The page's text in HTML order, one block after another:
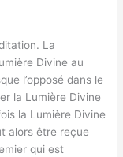
La
Divine au
l’opposé dans le
la Lumière Divine
la Lumière Divine
alors être reçue
qui est